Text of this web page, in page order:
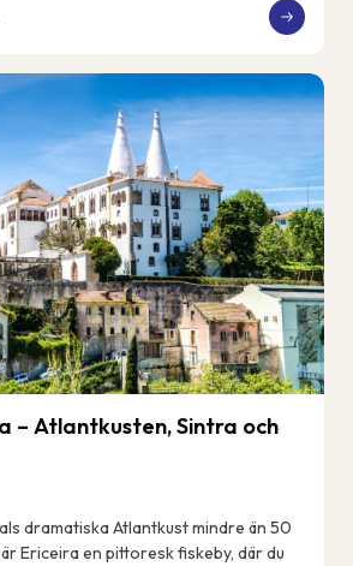
– Atlantkusten, Sintra och
dramatiska Atlantkust mindre än 50
Ericeira en pittoresk fiskeby, där du